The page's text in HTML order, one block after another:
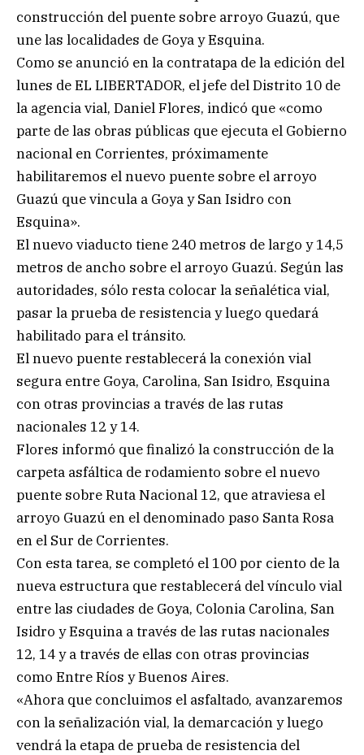
construcción del puente sobre arroyo Guazú, que
une las localidades de Goya y Esquina.
Como se anunció en la contratapa de la edición del
lunes de EL LIBERTADOR, el jefe del Distrito 10 de
la agencia vial, Daniel Flores, indicó que «como
parte de las obras públicas que ejecuta el Gobierno
nacional en Corrientes, próximamente
habilitaremos el nuevo puente sobre el arroyo
Guazú que vincula a Goya y San Isidro con
Esquina».
El nuevo viaducto tiene 240 metros de largo y 14,5
metros de ancho sobre el arroyo Guazú. Según las
autoridades, sólo resta colocar la señalética vial,
pasar la prueba de resistencia y luego quedará
habilitado para el tránsito.
El nuevo puente restablecerá la conexión vial
segura entre Goya, Carolina, San Isidro, Esquina
con otras provincias a través de las rutas
nacionales 12 y 14.
Flores informó que finalizó la construcción de la
carpeta asfáltica de rodamiento sobre el nuevo
puente sobre Ruta Nacional 12, que atraviesa el
arroyo Guazú en el denominado paso Santa Rosa
en el Sur de Corrientes.
Con esta tarea, se completó el 100 por ciento de la
nueva estructura que restablecerá del vínculo vial
entre las ciudades de Goya, Colonia Carolina, San
Isidro y Esquina a través de las rutas nacionales
12, 14 y a través de ellas con otras provincias
como Entre Ríos y Buenos Aires.
«Ahora que concluimos el asfaltado, avanzaremos
con la señalización vial, la demarcación y luego
vendrá la etapa de prueba de resistencia del